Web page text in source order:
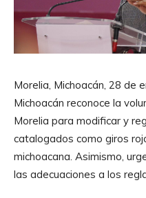
Morelia, Michoacán, 28 de
Michoacán reconoce la
Morelia para modificar y
catalogados como giros
michoacana. Asimismo,
las adecuaciones a los